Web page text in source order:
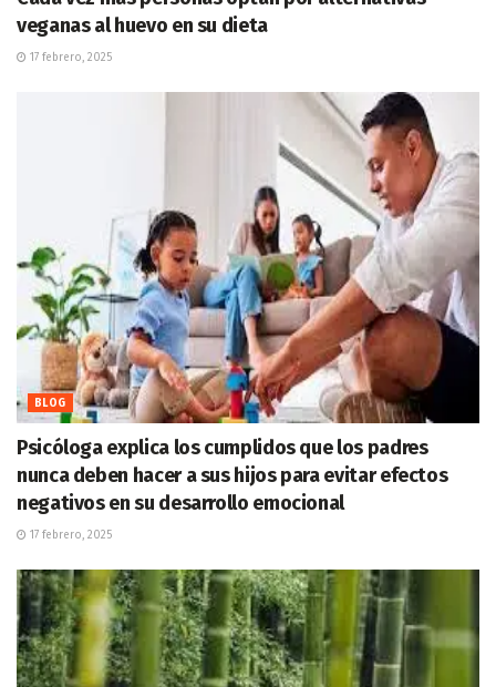
veganas al huevo en su dieta
17 febrero, 2025
BLOG
Psicóloga explica los cumplidos que los padres
nunca deben hacer a sus hijos para evitar efectos
negativos en su desarrollo emocional
17 febrero, 2025